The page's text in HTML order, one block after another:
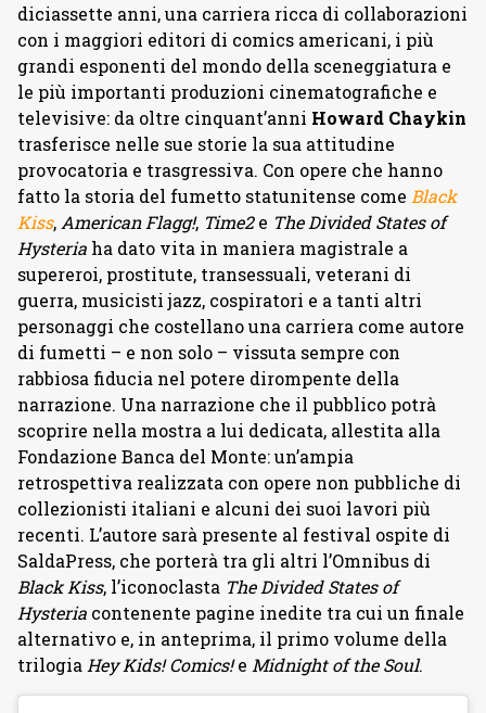
diciassette anni, una carriera ricca di collaborazioni
con i maggiori editori di comics americani, i più
grandi esponenti del mondo della sceneggiatura e
le più importanti produzioni cinematografiche e
televisive: da oltre cinquant’anni Howard Chaykin
trasferisce nelle sue storie la sua attitudine
provocatoria e trasgressiva. Con opere che hanno
fatto la storia del fumetto statunitense come Black
Kiss, American Flagg!, Time2e The Divided States of
Hysteria ha dato vita in maniera magistrale a
supereroi, prostitute, transessuali, veterani di
guerra, musicisti jazz, cospiratori e a tanti altri
personaggi che costellano una carriera come autore
di fumetti – e non solo – vissuta sempre con
rabbiosa fiducia nel potere dirompente della
narrazione. Una narrazione che il pubblico potrà
scoprire nella mostra a lui dedicata, allestita alla
Fondazione Banca del Monte: un’ampia
retrospettiva realizzata con opere non pubbliche di
collezionisti italiani e alcuni dei suoi lavori più
recenti. L’autore sarà presente al festival ospite di
SaldaPress, che porterà tra gli altri l’Omnibus di
Black Kiss, l’iconoclasta The Divided States of
Hysteria contenente pagine inedite tra cui un finale
alternativo e, in anteprima, il primo volume della
trilogia Hey Kids! Comics!e Midnight of the Soul.